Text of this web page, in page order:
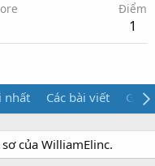
Điểm
1
nhất Các bài viết Giới
của WilliamElinc.